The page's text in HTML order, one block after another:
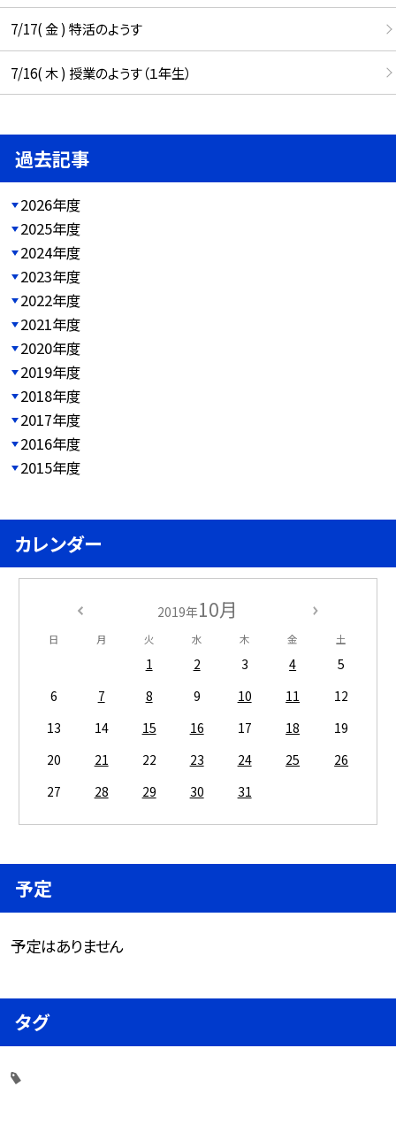
7/17( 金 ) 特活のようす
7/16( 木 ) 授業のようす（１年生）
過去記事
2026年度
2025年度
2024年度
2023年度
2022年度
2021年度
2020年度
2019年度
2018年度
2017年度
2016年度
2015年度
カレンダー
2019年10月
日 月 火 水 木 金 土
1 2 3 4
5
6
7 8 9 10 11
12
13
14 15 16 17 18
19
20
21 22 23 24 25
26
27
28 29 30 31
予定
予定はありません
タグ